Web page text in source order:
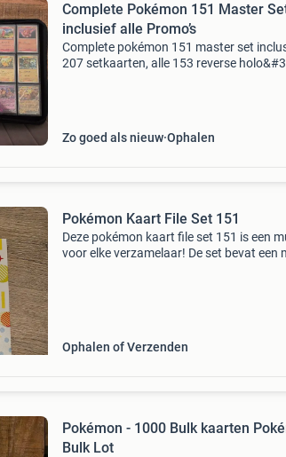
Complete Pokémon 151 Master
inclusief alle Promo’s
Complete pokémon 151 master set
207 setkaarten, alle 153 reverse
Zo goed als nieuw Ophalen
Pokémon Kaart File Set 151
Deze pokémon kaart file set 151 is een
voor elke verzamelaar! De set bevat een
Ophalen of Verzenden
Pokémon - 1000 Bulk kaarten
Bulk Lot